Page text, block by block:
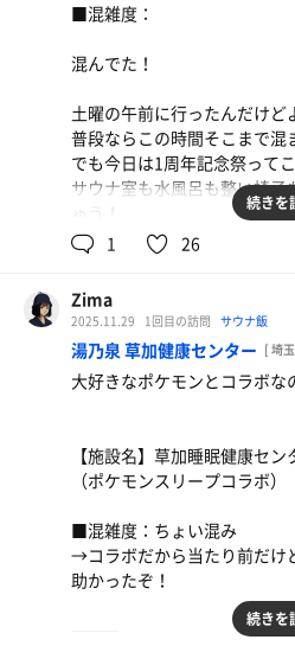
⸻
■お風呂：
風呂が種類多くて楽しいぞ！
露天もあって気持ちよかった
⸻
■サウナ：
サウナは4つあるけど、でっ
しめたぞ。
温度は80℃くらいでテレビあ
30分に1回のオートロウリュ
ワクすんぞ！
⸻
■水風呂：
サ室出てすぐ水風呂で動線バ
13℃と18℃の2種類あって、
■混雑度：
混んでた！
土曜の午前に行ったんだけど
普段ならこの時間そこまで混
でも今日は1周年記念祭ってこ
サウナ室も水風呂も整い椅
■入口・受付：
いつも通りQRコードかざして
そしたらよ、1周年記念ステ
⸻
■イベント（クマムシ長谷川
11:00開始。
サ室は満員、完全満席。熱と
続きを
1 26
Zima
2025.11.29 1回目の訪問 サウナ飯
湯乃泉 草加健康センター [ 埼
大好きなポケモンとコラボな
【施設名】草加睡眠健康セン
（ポケモンスリープコラボ）
■混雑度：ちょい混み
→コラボだから当たり前だけ
助かったぞ！
続きを